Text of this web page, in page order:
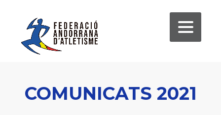
COMUNICATS 2021